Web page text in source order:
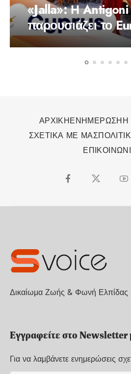
«Jalla»: Η
παρουσιάζει το
track της Κύπρου
επίσημο βίντεο
ΑΡΧΙΚΗΕΝΗΜΕΡΩΣΗΗ
ΣΧΕΤΙΚΑ ΜΕ ΜΑΣ
Δικαίωμα Ζωής & Φωνή Ελπίδας
Εγγραφείτε στο Newsletter
Για να λαμβάνετε ενημερώσεις